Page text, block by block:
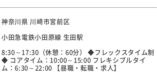
神奈川県 川崎市宮前区
小田急電鉄小田原線 生田駅
8:30～17:30（休憩：60分） ◆フレックスタイム制
◆ コアタイム：10:00～15:00 フレキシブルタイ
ム：6:30～22:00 【昼職・転職・求人】